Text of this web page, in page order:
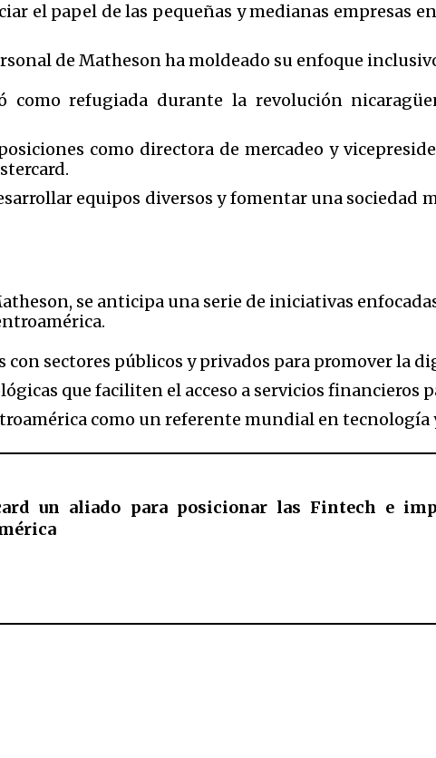
el papel de las pequeñas y medianas empresas
de Matheson ha moldeado su enfoque
como refugiada durante la revolución
como directora de mercadeo y
equipos diversos y fomentar una sociedad
se anticipa una serie de iniciativas
con sectores públicos y privados para promover la
que faciliten el acceso a servicios financieros
como un referente mundial en
un aliado para posicionar las Fintech e